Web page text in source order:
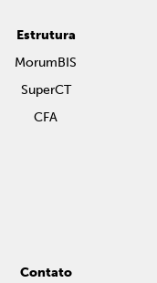
Estrutura
MorumBIS
SuperCT
CFA
Contato